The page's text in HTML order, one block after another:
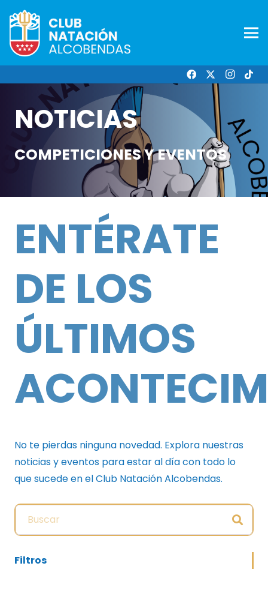
NOTICIAS
COMPETICIONES Y EVENTOS
ENTÉRATE
DE LOS
ÚLTIMOS
No te pierdas ninguna novedad. Explora nuestras
noticias y eventos para estar al día con todo lo
que sucede en el Club Natación Alcobendas.
Filtros